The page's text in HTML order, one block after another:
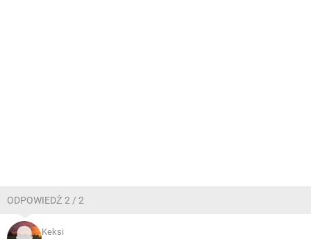
ODPOWIEDŹ 2 / 2
Keksi